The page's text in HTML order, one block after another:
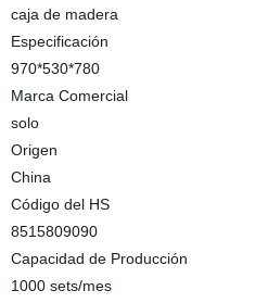
caja de madera
Especificación
970*530*780
Marca Comercial
solo
Origen
China
Código del HS
8515809090
Capacidad de Producción
1000 sets/mes